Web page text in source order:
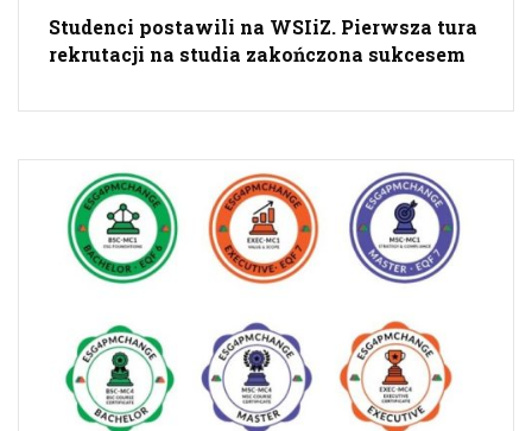
Studenci postawili na WSIiZ. Pierwsza tura
rekrutacji na studia zakończona sukcesem